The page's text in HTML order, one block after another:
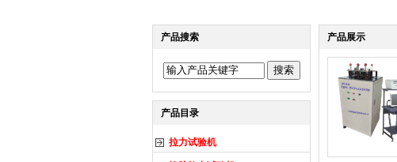
产品搜索
产品目录
拉力试验机
产品展示